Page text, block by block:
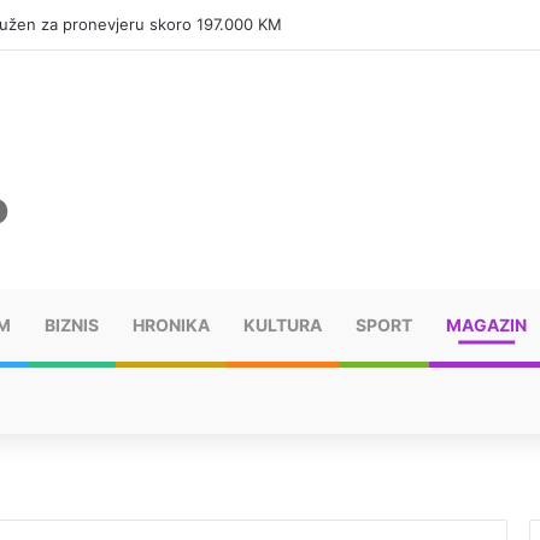
za pronevjeru skoro 197.000 KM
BIZNIS HRONIKA KULTURA SPORT MAGAZIN